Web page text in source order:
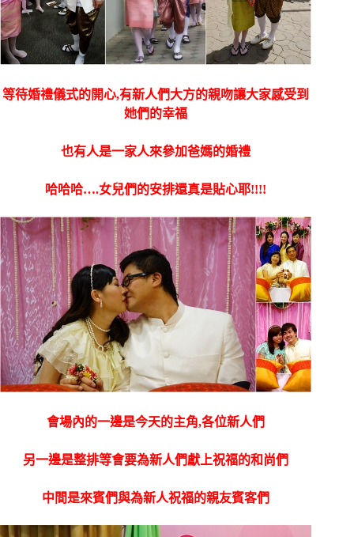
等待婚禮儀式的開心,有新人們大方的親吻讓大家感受到
她們的幸福
也有人是一家人來參加爸媽的婚禮
哈哈哈….女兒們的安排還真是貼心耶!!!!
會場內的一邊是今天的主角,各位新人們
另一邊是整排等會要為新人們獻上祝福的和尚們
中間是來賓們與為新人祝福的親友賓客們